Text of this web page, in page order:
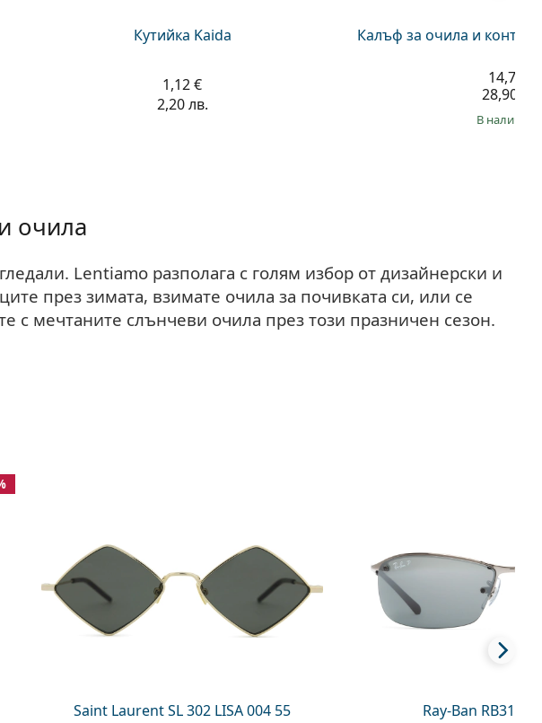
Кутийка Kaida
1,12 €
2,20 лв.
Калъф за очила и
14,78 €
28,90 лв.
в
очила
Lentiamo разполага с голям избор от дизайнерски и
през зимата, взимате очила за почивката си, или се
с мечтаните слънчеви очила през този празничен сезон.
Saint Laurent SL 302 LISA 004 55 Ray-Ban RB3183